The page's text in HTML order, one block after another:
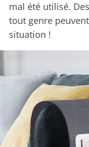
mal été utilisé.
tout genre
situation !